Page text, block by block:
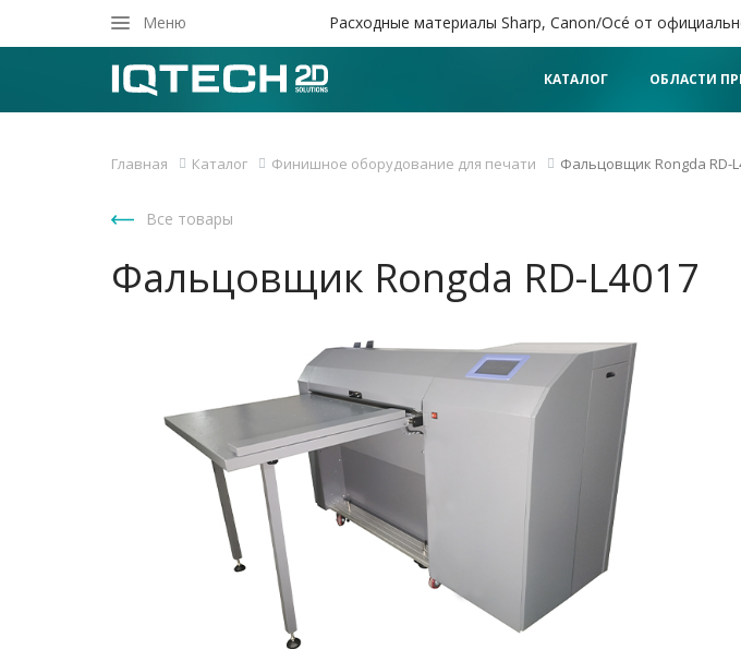
Меню
Расходные материалы Sharp, Canon/Océ от
КАТАЛОГ ОБЛАСТИ
Главная Каталог Финишное оборудование для печати Фальцовщик Rongda RD-
Все товары
Фальцовщик Rongda RD-L4017